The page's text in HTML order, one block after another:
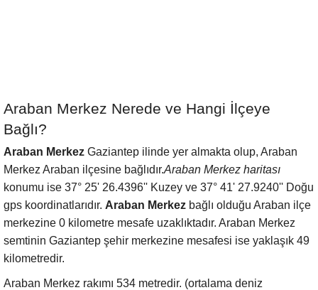
Araban Merkez Nerede ve Hangi İlçeye
Bağlı?
Araban Merkez Gaziantep ilinde yer almakta olup, Araban
Merkez Araban ilçesine bağlıdır.Araban Merkez haritası
konumu ise 37° 25' 26.4396'' Kuzey ve 37° 41' 27.9240'' Doğu
gps koordinatlarıdır. Araban Merkez bağlı olduğu Araban ilçe
merkezine 0 kilometre mesafe uzaklıktadır. Araban Merkez
semtinin Gaziantep şehir merkezine mesafesi ise yaklaşık 49
kilometredir.
Araban Merkez rakımı 534 metredir. (ortalama deniz